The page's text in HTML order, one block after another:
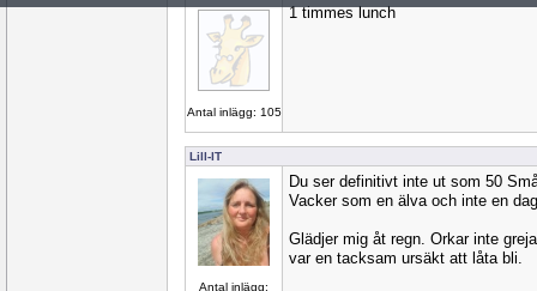
Antal inlägg: 105
1 timmes lunch
Lill-IT
Antal inlägg:
Du ser definitivt inte ut som 50
Vacker som en älva och inte en
Glädjer mig åt regn. Orkar inte
var en tacksam ursäkt att låta bli.